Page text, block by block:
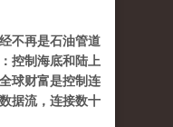
不再是石油管道
控制海底和陆上
球财富是控制连
据流，连接数十